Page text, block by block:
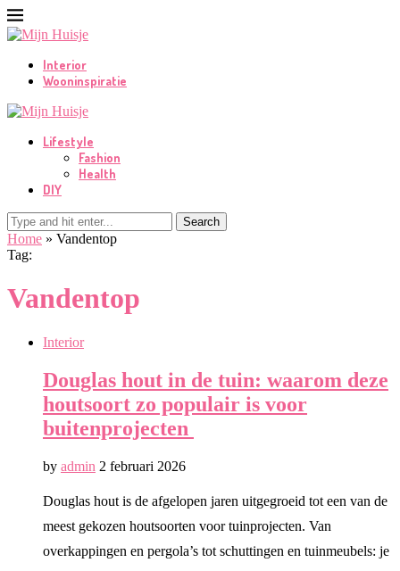
Interior
Wooninspiratie
Lifestyle
Fashion
Health
DIY
Search
Home » Vandentop
Tag:
Vandentop
Interior
Douglas hout in de tuin: waarom deze
houtsoort zo populair is voor
buitenprojecten
by admin 2 februari 2026
Douglas hout is de afgelopen jaren uitgegroeid tot een van de
meest gekozen houtsoorten voor tuinprojecten. Van
overkappingen en pergola’s tot schuttingen en tuinmeubels: je